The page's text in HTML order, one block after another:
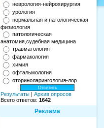
неврология-нейрохирургия
урология
нормальная и патологическая
физиология
патологическая
анатомия,судебная медицина
травматология
фармакология
химия
офтальмология
оториноларингология-лор
Результаты | Архив опросов
Всего ответов: 1642
Реклама